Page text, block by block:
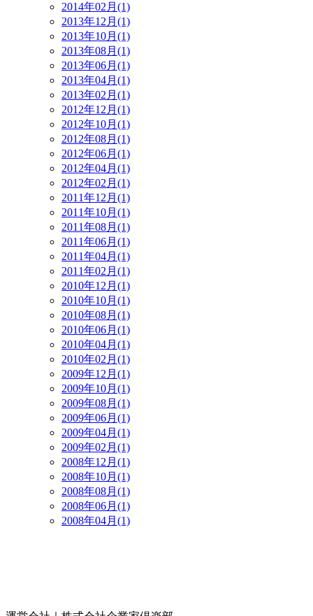
2014年02月(1)
2013年12月(1)
2013年10月(1)
2013年08月(1)
2013年06月(1)
2013年04月(1)
2013年02月(1)
2012年12月(1)
2012年10月(1)
2012年08月(1)
2012年06月(1)
2012年04月(1)
2012年02月(1)
2011年12月(1)
2011年10月(1)
2011年08月(1)
2011年06月(1)
2011年04月(1)
2011年02月(1)
2010年12月(1)
2010年10月(1)
2010年08月(1)
2010年06月(1)
2010年04月(1)
2010年02月(1)
2009年12月(1)
2009年10月(1)
2009年08月(1)
2009年06月(1)
2009年04月(1)
2009年02月(1)
2008年12月(1)
2008年10月(1)
2008年08月(1)
2008年06月(1)
2008年04月(1)